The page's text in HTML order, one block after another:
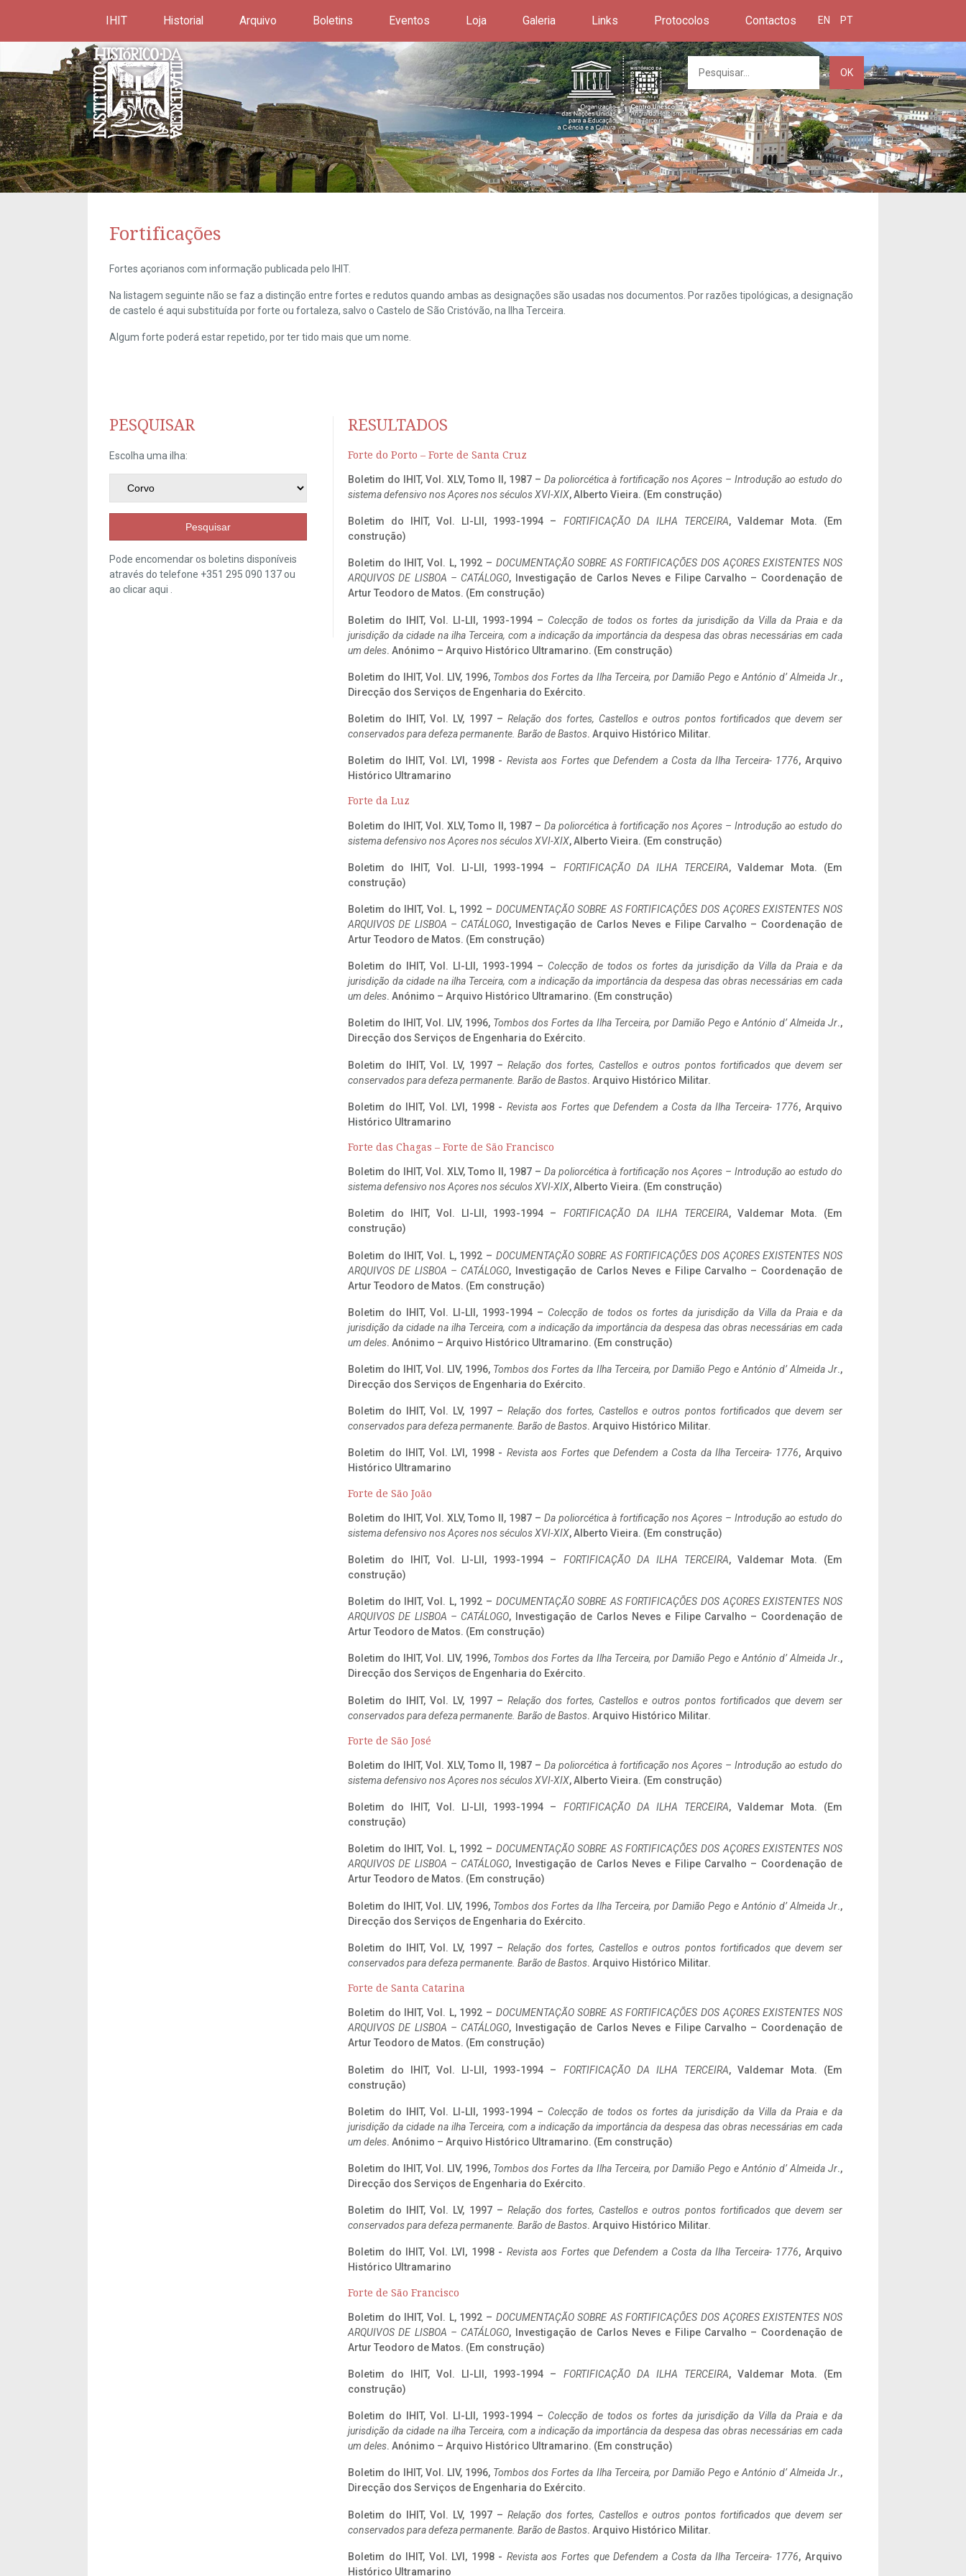
IHIT Historial Arquivo Boletins Eventos Loja Galeria Links Protocolos Contactos EN PT
OK
Fortificações
Fortes açorianos com informação publicada pelo IHIT.
Na listagem seguinte não se faz a distinção entre fortes e redutos quando ambas as designações são usadas nos documentos. Por razões tipológicas, a designação
de castelo é aqui substituída por forte ou fortaleza, salvo o Castelo de São Cristóvão, na Ilha Terceira.
Algum forte poderá estar repetido, por ter tido mais que um nome.
PESQUISAR
Escolha uma ilha:
Pesquisar
Pode encomendar os boletins disponíveis
através do telefone +351 295 090 137 ou
ao clicaraqui
RESULTADOS
Forte do Porto – Forte de Santa Cruz
Boletim do IHIT, Vol. XLV, Tomo II, 1987 – Da poliorcética à fortificação nos Açores – Introdução ao estudo do
sistema defensivo nos Açores nos séculos XVI-XIX, Alberto Vieira. (Em construção)
Boletim do IHIT, Vol. LI-LII, 1993-1994 – FORTIFICAÇÃO DA ILHA TERCEIRA, Valdemar Mota. (Em
construção)
Boletim do IHIT, Vol. L, 1992 – DOCUMENTAÇÃO SOBRE AS FORTIFICAÇÕES DOS AÇORES EXISTENTES NOS
ARQUIVOS DE LISBOA – CATÁLOGO, Investigação de Carlos Neves e Filipe Carvalho – Coordenação de
Artur Teodoro de Matos. (Em construção)
Boletim do IHIT, Vol. LI-LII, 1993-1994 – Colecção de todos os fortes da jurisdição da Villa da Praia e da
jurisdição da cidade na ilha Terceira, com a indicação da importância da despesa das obras necessárias em cada
um deles. Anónimo – Arquivo Histórico Ultramarino. (Em construção)
Boletim do IHIT, Vol. LIV, 1996, Tombos dos Fortes da Ilha Terceira, por Damião Pego e António d’ Almeida Jr.,
Direcção dos Serviços de Engenharia do Exército.
Boletim do IHIT, Vol. LV, 1997 – Relação dos fortes, Castellos e outros pontos fortificados que devem ser
conservados para defeza permanente. Barão de Bastos. Arquivo Histórico Militar.
Boletim do IHIT, Vol. LVI, 1998 - Revista aos Fortes que Defendem a Costa da Ilha Terceira- 1776, Arquivo
Histórico Ultramarino
Forte da Luz
Boletim do IHIT, Vol. XLV, Tomo II, 1987 – Da poliorcética à fortificação nos Açores – Introdução ao estudo do
sistema defensivo nos Açores nos séculos XVI-XIX, Alberto Vieira. (Em construção)
Boletim do IHIT, Vol. LI-LII, 1993-1994 – FORTIFICAÇÃO DA ILHA TERCEIRA, Valdemar Mota. (Em
construção)
Boletim do IHIT, Vol. L, 1992 – DOCUMENTAÇÃO SOBRE AS FORTIFICAÇÕES DOS AÇORES EXISTENTES NOS
ARQUIVOS DE LISBOA – CATÁLOGO, Investigação de Carlos Neves e Filipe Carvalho – Coordenação de
Artur Teodoro de Matos. (Em construção)
Boletim do IHIT, Vol. LI-LII, 1993-1994 – Colecção de todos os fortes da jurisdição da Villa da Praia e da
jurisdição da cidade na ilha Terceira, com a indicação da importância da despesa das obras necessárias em cada
um deles. Anónimo – Arquivo Histórico Ultramarino. (Em construção)
Boletim do IHIT, Vol. LIV, 1996, Tombos dos Fortes da Ilha Terceira, por Damião Pego e António d’ Almeida Jr.,
Direcção dos Serviços de Engenharia do Exército.
Boletim do IHIT, Vol. LV, 1997 – Relação dos fortes, Castellos e outros pontos fortificados que devem ser
conservados para defeza permanente. Barão de Bastos. Arquivo Histórico Militar.
Boletim do IHIT, Vol. LVI, 1998 - Revista aos Fortes que Defendem a Costa da Ilha Terceira- 1776, Arquivo
Histórico Ultramarino
Forte das Chagas – Forte de São Francisco
Boletim do IHIT, Vol. XLV, Tomo II, 1987 – Da poliorcética à fortificação nos Açores – Introdução ao estudo do
sistema defensivo nos Açores nos séculos XVI-XIX, Alberto Vieira. (Em construção)
Boletim do IHIT, Vol. LI-LII, 1993-1994 – FORTIFICAÇÃO DA ILHA TERCEIRA, Valdemar Mota. (Em
construção)
Boletim do IHIT, Vol. L, 1992 – DOCUMENTAÇÃO SOBRE AS FORTIFICAÇÕES DOS AÇORES EXISTENTES NOS
ARQUIVOS DE LISBOA – CATÁLOGO, Investigação de Carlos Neves e Filipe Carvalho – Coordenação de
Artur Teodoro de Matos. (Em construção)
Boletim do IHIT, Vol. LI-LII, 1993-1994 – Colecção de todos os fortes da jurisdição da Villa da Praia e da
jurisdição da cidade na ilha Terceira, com a indicação da importância da despesa das obras necessárias em cada
um deles. Anónimo – Arquivo Histórico Ultramarino. (Em construção)
Boletim do IHIT, Vol. LIV, 1996, Tombos dos Fortes da Ilha Terceira, por Damião Pego e António d’ Almeida Jr.,
Direcção dos Serviços de Engenharia do Exército.
Boletim do IHIT, Vol. LV, 1997 – Relação dos fortes, Castellos e outros pontos fortificados que devem ser
conservados para defeza permanente. Barão de Bastos. Arquivo Histórico Militar.
Boletim do IHIT, Vol. LVI, 1998 - Revista aos Fortes que Defendem a Costa da Ilha Terceira- 1776, Arquivo
Histórico Ultramarino
Forte de São João
Boletim do IHIT, Vol. XLV, Tomo II, 1987 – Da poliorcética à fortificação nos Açores – Introdução ao estudo do
sistema defensivo nos Açores nos séculos XVI-XIX, Alberto Vieira. (Em construção)
Boletim do IHIT, Vol. LI-LII, 1993-1994 – FORTIFICAÇÃO DA ILHA TERCEIRA, Valdemar Mota. (Em
construção)
Boletim do IHIT, Vol. L, 1992 – DOCUMENTAÇÃO SOBRE AS FORTIFICAÇÕES DOS AÇORES EXISTENTES NOS
ARQUIVOS DE LISBOA – CATÁLOGO, Investigação de Carlos Neves e Filipe Carvalho – Coordenação de
Artur Teodoro de Matos. (Em construção)
Boletim do IHIT, Vol. LIV, 1996, Tombos dos Fortes da Ilha Terceira, por Damião Pego e António d’ Almeida Jr.,
Direcção dos Serviços de Engenharia do Exército.
Boletim do IHIT, Vol. LV, 1997 – Relação dos fortes, Castellos e outros pontos fortificados que devem ser
conservados para defeza permanente. Barão de Bastos. Arquivo Histórico Militar.
Forte de São José
Boletim do IHIT, Vol. XLV, Tomo II, 1987 – Da poliorcética à fortificação nos Açores – Introdução ao estudo do
sistema defensivo nos Açores nos séculos XVI-XIX, Alberto Vieira. (Em construção)
Boletim do IHIT, Vol. LI-LII, 1993-1994 – FORTIFICAÇÃO DA ILHA TERCEIRA, Valdemar Mota. (Em
construção)
Boletim do IHIT, Vol. L, 1992 – DOCUMENTAÇÃO SOBRE AS FORTIFICAÇÕES DOS AÇORES EXISTENTES NOS
ARQUIVOS DE LISBOA – CATÁLOGO, Investigação de Carlos Neves e Filipe Carvalho – Coordenação de
Artur Teodoro de Matos. (Em construção)
Boletim do IHIT, Vol. LIV, 1996, Tombos dos Fortes da Ilha Terceira, por Damião Pego e António d’ Almeida Jr.,
Direcção dos Serviços de Engenharia do Exército.
Boletim do IHIT, Vol. LV, 1997 – Relação dos fortes, Castellos e outros pontos fortificados que devem ser
conservados para defeza permanente. Barão de Bastos. Arquivo Histórico Militar.
Forte de Santa Catarina
Boletim do IHIT, Vol. L, 1992 – DOCUMENTAÇÃO SOBRE AS FORTIFICAÇÕES DOS AÇORES EXISTENTES NOS
ARQUIVOS DE LISBOA – CATÁLOGO, Investigação de Carlos Neves e Filipe Carvalho – Coordenação de
Artur Teodoro de Matos. (Em construção)
Boletim do IHIT, Vol. LI-LII, 1993-1994 – FORTIFICAÇÃO DA ILHA TERCEIRA, Valdemar Mota. (Em
construção)
Boletim do IHIT, Vol. LI-LII, 1993-1994 – Colecção de todos os fortes da jurisdição da Villa da Praia e da
jurisdição da cidade na ilha Terceira, com a indicação da importância da despesa das obras necessárias em cada
um deles. Anónimo – Arquivo Histórico Ultramarino. (Em construção)
Boletim do IHIT, Vol. LIV, 1996, Tombos dos Fortes da Ilha Terceira, por Damião Pego e António d’ Almeida Jr.,
Direcção dos Serviços de Engenharia do Exército.
Boletim do IHIT, Vol. LV, 1997 – Relação dos fortes, Castellos e outros pontos fortificados que devem ser
conservados para defeza permanente. Barão de Bastos. Arquivo Histórico Militar.
Boletim do IHIT, Vol. LVI, 1998 - Revista aos Fortes que Defendem a Costa da Ilha Terceira- 1776, Arquivo
Histórico Ultramarino
Forte de São Francisco
Boletim do IHIT, Vol. L, 1992 – DOCUMENTAÇÃO SOBRE AS FORTIFICAÇÕES DOS AÇORES EXISTENTES NOS
ARQUIVOS DE LISBOA – CATÁLOGO, Investigação de Carlos Neves e Filipe Carvalho – Coordenação de
Artur Teodoro de Matos. (Em construção)
Boletim do IHIT, Vol. LI-LII, 1993-1994 – FORTIFICAÇÃO DA ILHA TERCEIRA, Valdemar Mota. (Em
construção)
Boletim do IHIT, Vol. LI-LII, 1993-1994 – Colecção de todos os fortes da jurisdição da Villa da Praia e da
jurisdição da cidade na ilha Terceira, com a indicação da importância da despesa das obras necessárias em cada
um deles. Anónimo – Arquivo Histórico Ultramarino. (Em construção)
Boletim do IHIT, Vol. LIV, 1996, Tombos dos Fortes da Ilha Terceira, por Damião Pego e António d’ Almeida Jr.,
Direcção dos Serviços de Engenharia do Exército.
Boletim do IHIT, Vol. LV, 1997 – Relação dos fortes, Castellos e outros pontos fortificados que devem ser
conservados para defeza permanente. Barão de Bastos. Arquivo Histórico Militar.
Boletim do IHIT, Vol. LVI, 1998 - Revista aos Fortes que Defendem a Costa da Ilha Terceira- 1776, Arquivo
Histórico Ultramarino